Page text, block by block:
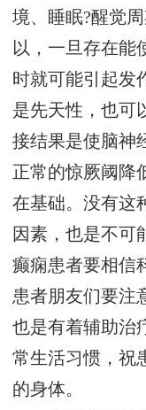
境、睡眠?醒觉
以，一旦存在能
时就可能引起发
是先天性，也可
接结果是使脑神
正常的惊厥阈降
在基础。没有这
因素，也是不可
癫痫患者要相信
患者朋友们要注
也是有着辅助治
常生活习惯，祝
的身体。